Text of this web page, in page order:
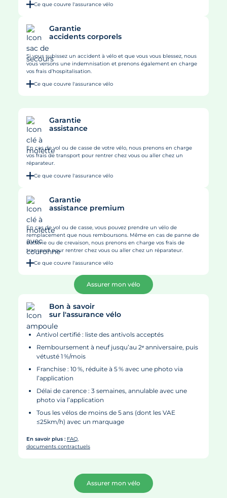
Ce que couvre l'assurance vélo
Garantie
accidents corporels
Si vous subissez un accident à vélo et que vous vous blessez, nous
vous versons une indemnisation et prenons également en charge
vos frais d’hospitalisation.
Ce que couvre l'assurance vélo
Garantie
assistance
En cas de vol ou de casse de votre vélo, nous prenons en charge
vos frais de transport pour rentrer chez vous ou aller chez un
réparateur.
Ce que couvre l'assurance vélo
Garantie
assistance premium
En cas de vol ou de casse, vous pouvez prendre un vélo de
remplacement que nous remboursons. Même en cas de panne de
batterie ou de crevaison, nous prenons en charge vos frais de
transport pour rentrer chez vous ou aller chez un réparateur.
Ce que couvre l'assurance vélo
Assurer mon vélo
Bon à savoir
sur l'assurance vélo
Antivol certifié : liste des antivols acceptés
Remboursement à neuf jusqu’au 2ᵉ anniversaire, puis
vétusté 1 %/mois
Franchise : 10 %, réduite à 5 % avec une photo via
l’application
Délai de carence : 3 semaines, annulable avec une
photo via l’application
Tous les vélos de moins de 5 ans (dont les VAE
≤25km/h) avec un marquage
En savoir plus : FAQ,
documents contractuels
Assurer mon vélo